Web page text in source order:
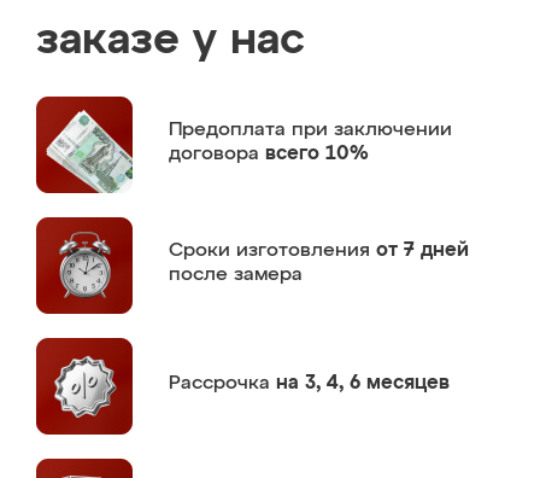
заказе у нас
Предоплата при заключении
договора всего 10%
Сроки изготовления от 7 дней
после замера
Рассрочка на 3, 4, 6 месяцев